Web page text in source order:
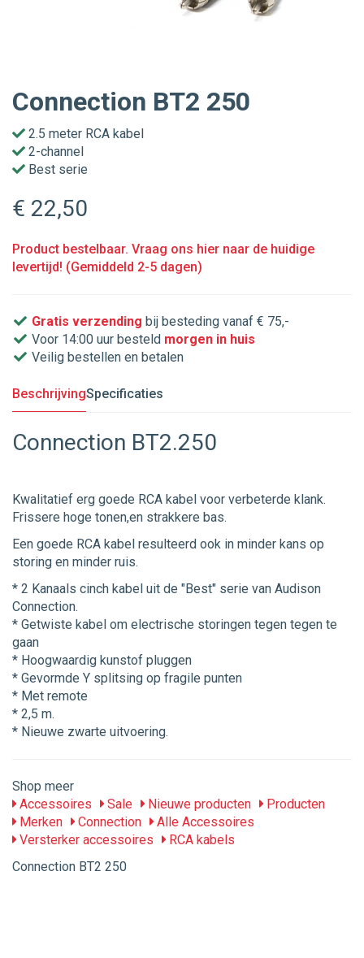
Connection BT2 250
2.5 meter RCA kabel
2-channel
Best serie
€ 22,50
Product bestelbaar. Vraag ons hier naar de huidige
levertijd! (Gemiddeld 2-5 dagen)
Gratis verzending bij besteding vanaf € 75,-
Voor 14:00 uur besteld morgen in huis
Veilig bestellen en betalen
BeschrijvingSpecificaties
Connection BT2.250
Kwalitatief erg goede RCA kabel voor verbeterde klank.
Frissere hoge tonen,en strakkere bas.
Een goede RCA kabel resulteerd ook in minder kans op
storing en minder ruis.
* 2 Kanaals cinch kabel uit de "Best" serie van Audison
Connection.
* Getwiste kabel om electrische storingen tegen tegen te
gaan
* Hoogwaardig kunstof pluggen
* Gevormde Y splitsing op fragile punten
* Met remote
* 2,5 m.
* Nieuwe zwarte uitvoering.
Shop meer
Accessoires
Sale Nieuwe producten
Producten
Merken
Connection
Alle Accessoires
Versterker accessoires
RCA kabels
Connection BT2 250